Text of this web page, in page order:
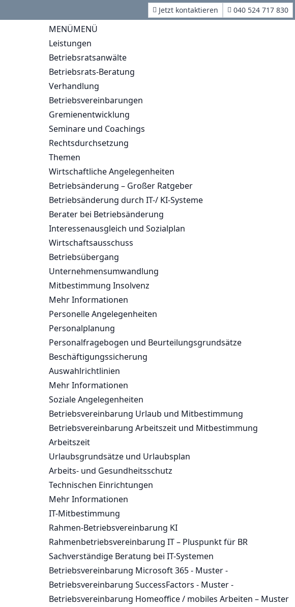
Jetzt kontaktieren 040 524 717 830
MENÜMENÜ
Leistungen
Betriebsratsanwälte
Betriebsrats-Beratung
Verhandlung
Betriebsvereinbarungen
Gremienentwicklung
Seminare und Coachings
Rechtsdurchsetzung
Themen
Wirtschaftliche Angelegenheiten
Betriebsänderung – Großer Ratgeber
Betriebsänderung durch IT-/ KI-Systeme
Berater bei Betriebsänderung
Interessenausgleich und Sozialplan
Wirtschaftsausschuss
Betriebsübergang
Unternehmensumwandlung
Mitbestimmung Insolvenz
Mehr Informationen
Personelle Angelegenheiten
Personalplanung
Personalfragebogen und Beurteilungsgrundsätze
Beschäftigungssicherung
Auswahlrichtlinien
Mehr Informationen
Soziale Angelegenheiten
Betriebsvereinbarung Urlaub und Mitbestimmung
Betriebsvereinbarung Arbeitszeit und Mitbestimmung
Arbeitszeit
Urlaubsgrundsätze und Urlaubsplan
Arbeits- und Gesundheitsschutz
Technischen Einrichtungen
Mehr Informationen
IT-Mitbestimmung
Rahmen-Betriebsvereinbarung KI
Rahmenbetriebsvereinbarung IT – Pluspunkt für BR
Sachverständige Beratung bei IT-Systemen
Betriebsvereinbarung Microsoft 365 - Muster -
Betriebsvereinbarung SuccessFactors - Muster -
Betriebsvereinbarung Homeoffice / mobiles Arbeiten – Muster